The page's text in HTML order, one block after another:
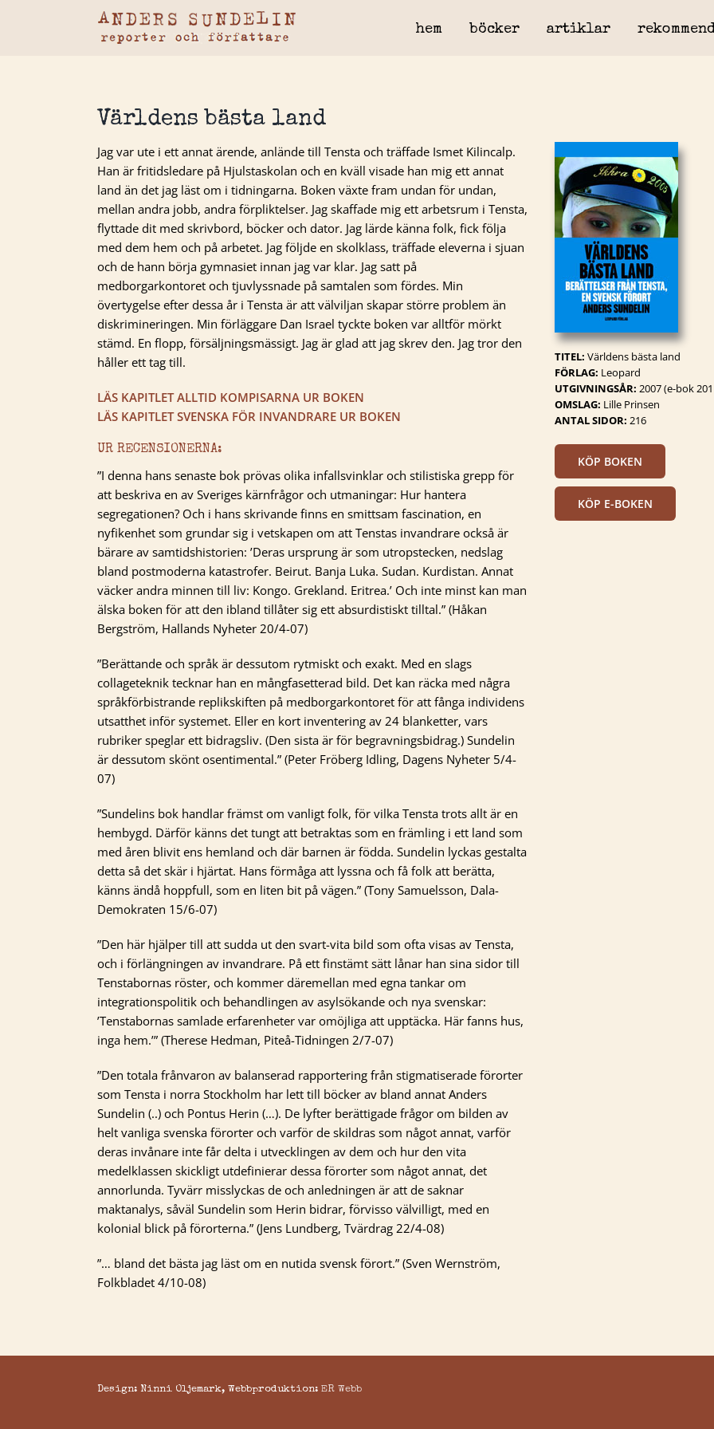
hem böcker artiklar
Världens bästa land
Jag var ute i ett annat ärende, anlände till Tensta och träffade Ismet Kilincalp.
Han är fritidsledare på Hjulstaskolan och en kväll visade han mig ett annat
land än det jag läst om i tidningarna. Boken växte fram undan för undan,
mellan andra jobb, andra förpliktelser. Jag skaffade mig ett arbetsrum i Tensta,
flyttade dit med skrivbord, böcker och dator. Jag lärde känna folk, fick följa
med dem hem och på arbetet. Jag följde en skolklass, träffade eleverna i sjuan
och de hann börja gymnasiet innan jag var klar. Jag satt på
medborgarkontoret och tjuvlyssnade på samtalen som fördes. Min
övertygelse efter dessa år i Tensta är att välviljan skapar större problem än
diskrimineringen. Min förläggare Dan Israel tyckte boken var alltför mörkt
stämd. En flopp, försäljningsmässigt. Jag är glad att jag skrev den. Jag tror den
håller ett tag till.
LÄS KAPITLET ALLTID KOMPISARNA UR BOKEN
LÄS KAPITLET SVENSKA FÖR INVANDRARE UR BOKEN
UR RECENSIONERNA:
”I denna hans senaste bok prövas olika infallsvinklar och stilistiska grepp för
att beskriva en av Sveriges kärnfrågor och utmaningar: Hur hantera
segregationen? Och i hans skrivande finns en smittsam fascination, en
nyfikenhet som grundar sig i vetskapen om att Tenstas invandrare också är
bärare av samtidshistorien: ’Deras ursprung är som utropstecken, nedslag
bland postmoderna katastrofer. Beirut. Banja Luka. Sudan. Kurdistan. Annat
väcker andra minnen till liv: Kongo. Grekland. Eritrea.’ Och inte minst kan man
älska boken för att den ibland tillåter sig ett absurdistiskt tilltal.” (Håkan
Bergström, Hallands Nyheter 20/4-07)
”Berättande och språk är dessutom rytmiskt och exakt. Med en slags
collageteknik tecknar han en mångfasetterad bild. Det kan räcka med några
språkförbistrande replikskiften på medborgarkontoret för att fånga individens
utsatthet inför systemet. Eller en kort inventering av 24 blanketter, vars
rubriker speglar ett bidragsliv. (Den sista är för begravningsbidrag.) Sundelin
är dessutom skönt osentimental.” (Peter Fröberg Idling, Dagens Nyheter 5/4-
07)
”Sundelins bok handlar främst om vanligt folk, för vilka Tensta trots allt är en
hembygd. Därför känns det tungt att betraktas som en främling i ett land som
med åren blivit ens hemland och där barnen är födda. Sundelin lyckas gestalta
detta så det skär i hjärtat. Hans förmåga att lyssna och få folk att berätta,
känns ändå hoppfull, som en liten bit på vägen.” (Tony Samuelsson, Dala-
Demokraten 15/6-07)
”Den här hjälper till att sudda ut den svart-vita bild som ofta visas av Tensta,
och i förlängningen av invandrare. På ett finstämt sätt lånar han sina sidor till
Tenstabornas röster, och kommer däremellan med egna tankar om
integrationspolitik och behandlingen av asylsökande och nya svenskar:
’Tenstabornas samlade erfarenheter var omöjliga att upptäcka. Här fanns hus,
inga hem.’” (Therese Hedman, Piteå-Tidningen 2/7-07)
”Den totala frånvaron av balanserad rapportering från stigmatiserade förorter
som Tensta i norra Stockholm har lett till böcker av bland annat Anders
Sundelin (..) och Pontus Herin (…). De lyfter berättigade frågor om bilden av
helt vanliga svenska förorter och varför de skildras som något annat, varför
deras invånare inte får delta i utvecklingen av dem och hur den vita
medelklassen skickligt utdefinierar dessa förorter som något annat, det
annorlunda. Tyvärr misslyckas de och anledningen är att de saknar
maktanalys, såväl Sundelin som Herin bidrar, förvisso välvilligt, med en
kolonial blick på förorterna.” (Jens Lundberg, Tvärdrag 22/4-08)
”… bland det bästa jag läst om en nutida svensk förort.” (Sven Wernström,
Folkbladet 4/10-08)
TITEL: Världens bästa land
FÖRLAG: Leopard
UTGIVNINGSÅR: 2007 (e-bok
OMSLAG: Lille Prinsen
ANTAL SIDOR: 216
KÖP BOKEN
KÖP E-BOKEN
Design: Ninni Oljemark, Webbproduktion: ER Webb